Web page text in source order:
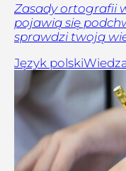
Zasady ortografii
pojawią się
sprawdzi twoją
Język polski